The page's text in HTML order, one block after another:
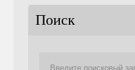
Поиск